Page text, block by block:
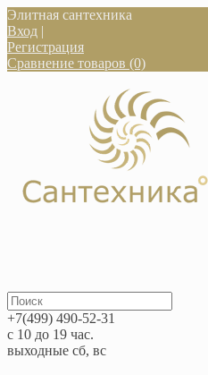
Элитная сантехника
Вход |
Регистрация
Сравнение товаров (0)
+7(499) 490-52-31
с 10 до 19 час.
выходные сб, вс